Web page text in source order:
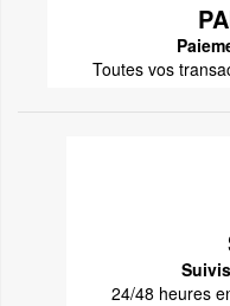
Toutes vos
24/48 heures